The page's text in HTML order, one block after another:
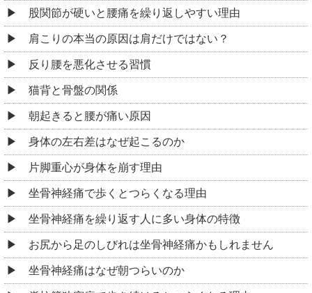
股関節が硬いと腰痛を繰り返しやすい理由
肩こりの本当の原因は肩だけではない？
反り腰を悪化させる習慣
猫背と骨盤の関係
朝起きると腰が痛い原因
身体の左右差はなぜ起こるのか
片脚重心が身体を崩す理由
坐骨神経痛で歩くとつらくなる理由
坐骨神経痛を繰り返す人に多い身体の特徴
お尻から足のしびれは坐骨神経痛かもしれません
坐骨神経痛はなぜ朝つらいのか